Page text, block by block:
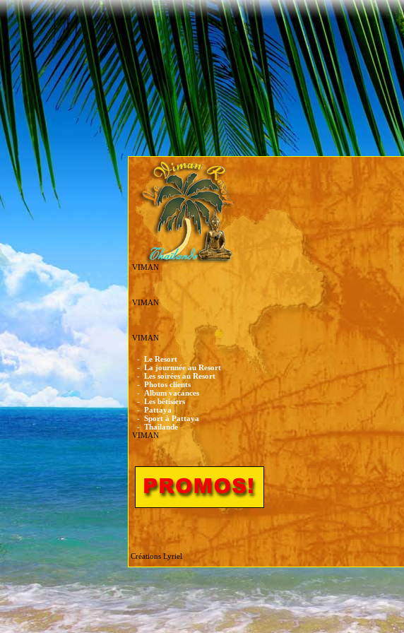
VIMAN
VIMAN
VIMAN
- Le Resort
- La journnée au Resort
- Les soirées au Resort
- Photos clients
- Album vacances
- Les bêtisiers
- Pattaya
- Sport à Pattaya
-Thailande
VIMAN
Créations Lyriel